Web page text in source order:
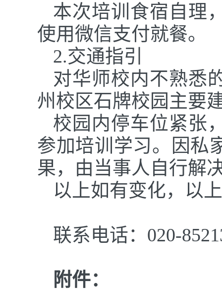
本次培训食宿自理
使用微信支付就餐。
2.交通指引
对华师校内不熟悉
州校区石牌校园 主要
校园内停车位紧张
参加培训学习。因私
果，由当事人自行解
以上如有变化，以
联系电话： 020-
附件：